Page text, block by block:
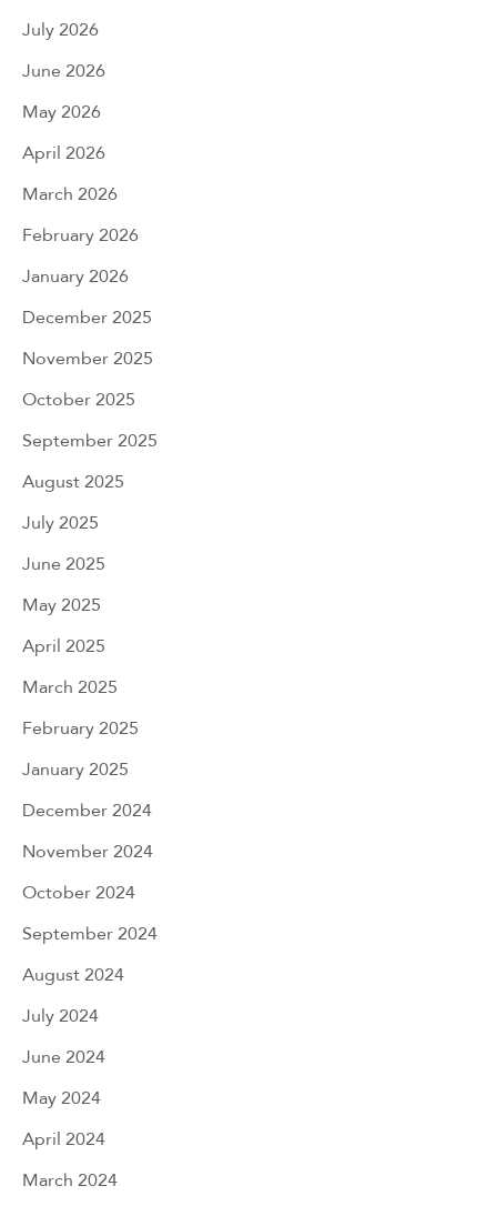
July 2026
June 2026
May 2026
April 2026
March 2026
February 2026
January 2026
December 2025
November 2025
October 2025
September 2025
August 2025
July 2025
June 2025
May 2025
April 2025
March 2025
February 2025
January 2025
December 2024
November 2024
October 2024
September 2024
August 2024
July 2024
June 2024
May 2024
April 2024
March 2024